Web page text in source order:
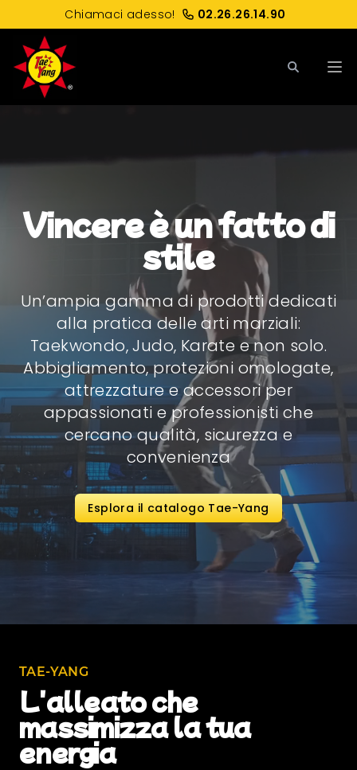
Chiamaci adesso! 02.26.26.14.90
Vincere è un fatto di
stile
Un’ampia gamma di prodotti dedicati
alla pratica delle arti marziali:
Taekwondo, Judo, Karate e non solo.
Abbigliamento, protezioni omologate,
attrezzature e accessori per
appassionati e professionisti che
cercano qualità, sicurezza e
convenienza
Esplora il catalogo Tae-Yang
TAE-YANG
L'alleato che
massimizza la tua
energia